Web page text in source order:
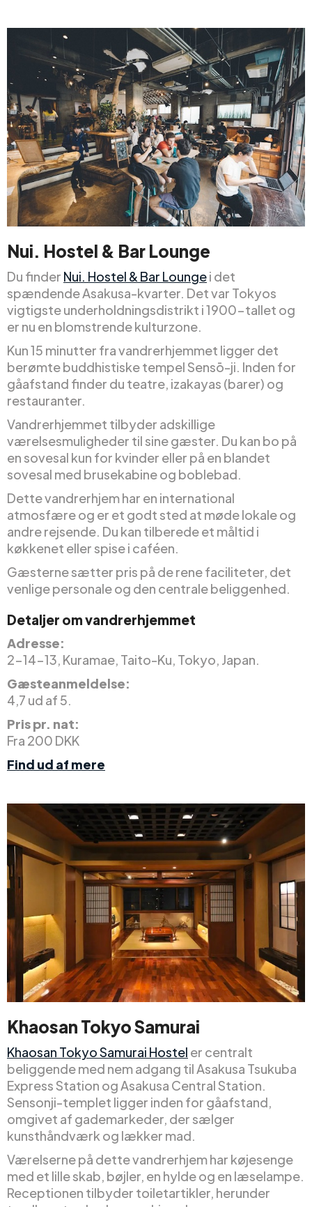
Nui. Hostel & Bar Lounge
Du finder Nui. Hostel & Bar Loungei det
spændende Asakusa-kvarter. Det var Tokyos
vigtigste underholdningsdistrikt i 1900-tallet og
er nu en blomstrende kulturzone.
Kun 15 minutter fra vandrerhjemmet ligger det
berømte buddhistiske tempel Sensō-ji. Inden for
gåafstand finder du teatre, izakayas (barer) og
restauranter.
Vandrerhjemmet tilbyder adskillige
værelsesmuligheder til sine gæster. Du kan bo på
en sovesal kun for kvinder eller på en blandet
sovesal med brusekabine og boblebad.
Dette vandrerhjem har en international
atmosfære og er et godt sted at møde lokale og
andre rejsende. Du kan tilberede et måltid i
køkkenet eller spise i caféen.
Gæsterne sætter pris på de rene faciliteter, det
venlige personale og den centrale beliggenhed.
Detaljer om vandrerhjemmet
Adresse:
2-14-13, Kuramae, Taito-Ku, Tokyo, Japan.
Gæsteanmeldelse:
4,7 ud af 5.
Pris pr. nat:
Fra 200 DKK
Find ud af mere
Khaosan Tokyo Samurai
Khaosan Tokyo Samurai Hostel er centralt
beliggende med nem adgang til Asakusa Tsukuba
Express Station og Asakusa Central Station.
Sensonji-templet ligger inden for gåafstand,
omgivet af gademarkeder, der sælger
kunsthåndværk og lækker mad.
Værelserne på dette vandrerhjem har køjesenge
med et lille skab, bøjler, en hylde og en læselampe.
Receptionen tilbyder toiletartikler, herunder